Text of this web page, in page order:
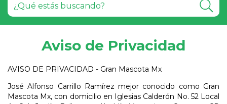
Aviso de Privacidad
AVISO DE PRIVACIDAD - Gran Mascota Mx
José Alfonso Carrillo Ramírez mejor conocido como Gran
Mascota Mx, con domicilio en Iglesias Calderón No. 52 Local